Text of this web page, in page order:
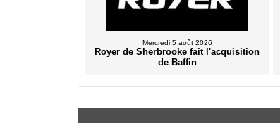
Mercredi 5 août 2026
Royer de Sherbrooke fait l'acquisition
de Baffin